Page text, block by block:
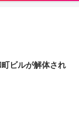
ビルが解体され